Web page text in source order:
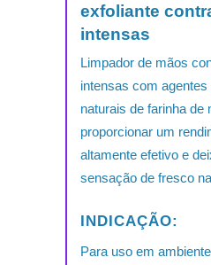
exfoliante
intensas
Limpador de mãos
intensas com agentes
naturais de farinha de
proporcionar um
altamente efetivo e
sensação de fresco
INDICAÇÃO:
Para uso em